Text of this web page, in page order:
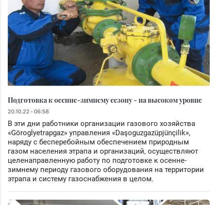
Подготовка к осенне-зимнему сезону - на высоком уровне
20.10.22 - 06:58
В эти дни работники организации газового хозяйства
«Göroglyetrapgaz» управления «Daşoguzgazüpjünçilik»,
наряду с бесперебойным обеспечением природным
газом населения этрапа и организаций, осуществляют
целенаправленную работу по подготовке к осенне-
зимнему периоду газового оборудования на территории
этрапа и систему газоснабжения в целом.